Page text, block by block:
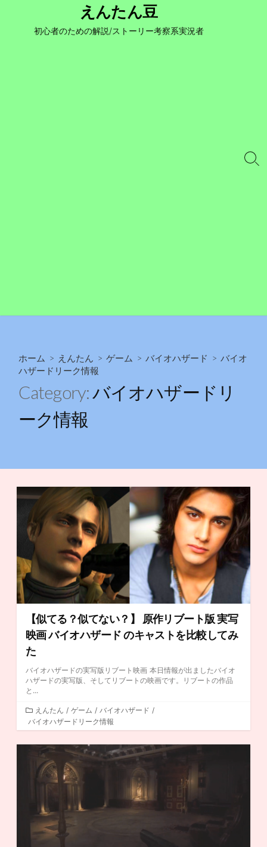
えんたん豆
初心者のための解説/ストーリー考察系実況者
検
ホーム > えんたん > ゲーム > バイオハザード > バイオ
ハザードリーク情報
Category:バイオハザードリ
ーク情報
【似てる？似てない？】 原作リブート版 実写
映画 バイオハザード のキャストを比較してみ
た
バイオハザードの実写版リブート映画 本日情報が出ましたバイオ
ハザードの実写版、そしてリブートの映画です。リブートの作品
と...
カ
テ
ゴ
リ
えんたん / ゲーム / バイオハザード /
バイオハザードリーク情報